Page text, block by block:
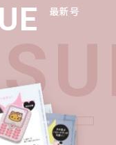
最新号